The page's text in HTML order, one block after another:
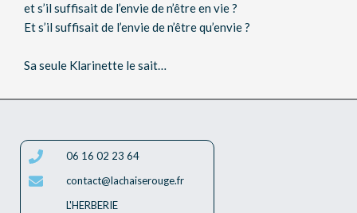
et s’il suffisait de l’envie de n’être en vie ?
Et s’il suffisait de l’envie de n’être qu’envie ?
Sa seule Klarinette le sait…
06 16 02 23 64
contact@lachaiserouge.fr
L'HERBERIE